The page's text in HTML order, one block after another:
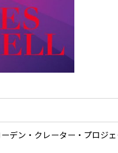
ン・クレーター・プロジ